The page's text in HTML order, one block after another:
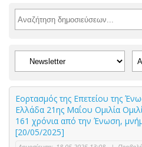
Εορτασμός της Επετείου της
Ελλάδα 21ης Μαΐου Ομιλία
161 χρόνια από την Ένωση,
[20/05/2025]